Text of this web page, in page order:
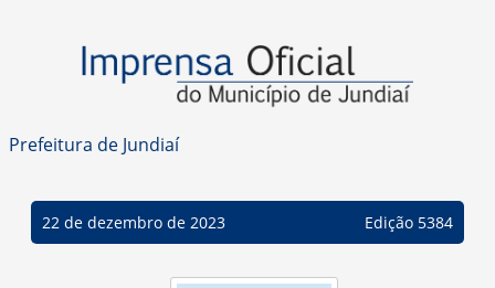
Prefeitura de Jundiaí
22 de dezembro de 2023 Edição 5384